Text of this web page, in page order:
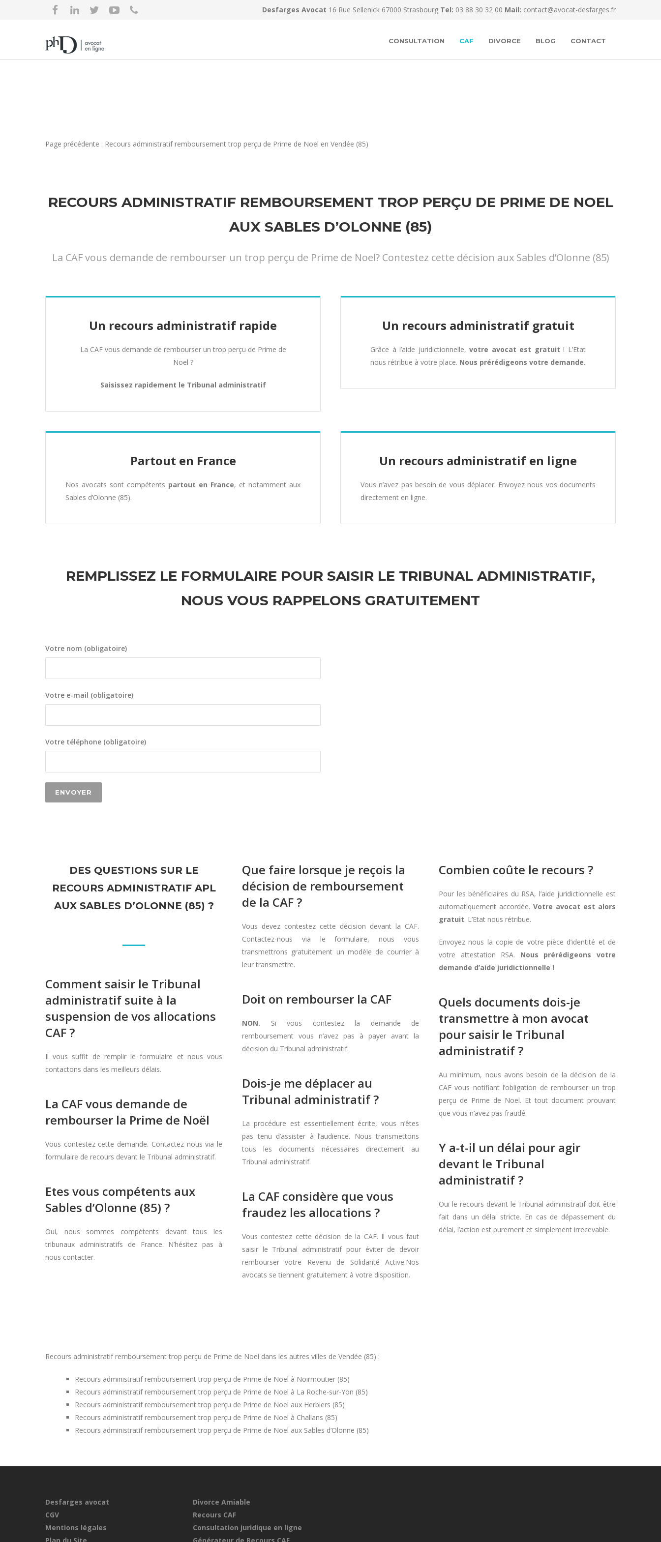
Desfarges Avocat 16 Rue Sellenick 67000 Strasbourg Tel: 03 88 30 32 00 Mail: contact@avocat-desfarges.fr
CONSULTATION CAF DIVORCE BLOG CONTACT
Page précédente : Recours administratif remboursement trop perçu de Prime de Noel en Vendée (85)
RECOURS ADMINISTRATIF REMBOURSEMENT TROP PERÇU DE PRIME DE NOEL
AUX SABLES D’OLONNE (85)
La CAF vous demande de rembourser un trop perçu de Prime de Noel? Contestez cette décision aux Sables d’Olonne (85)
Un recours administratif rapide
La CAF vous demande de rembourser un trop perçu de Prime de
Noel ?
Saisissez rapidement le Tribunal administratif
Un recours administratif gratuit
Grâce à l’aide juridictionnelle,votre avocat est gratuit ! L’Etat
nous rétribue à votre place. Nous prérédigeons votre demande.
Partout en France
Nos avocats sont compétents partout en France, et notamment aux
Sables d’Olonne (85).
Un recours administratif en ligne
Vous n’avez pas besoin de vous déplacer. Envoyez nous vos documents
directement en ligne.
REMPLISSEZ LE FORMULAIRE POUR SAISIR LE TRIBUNAL ADMINISTRATIF,
NOUS VOUS RAPPELONS GRATUITEMENT
Votre nom (obligatoire)
Votre e-mail (obligatoire)
Votre téléphone (obligatoire)
DES QUESTIONS SUR LE
RECOURS ADMINISTRATIF APL
AUX SABLES D’OLONNE (85) ?
Comment saisir le Tribunal
administratif suite à la
suspension de vos allocations
CAF ?
Il vous suffit de remplir le formulaire et nous vous
contactons dans les meilleurs délais.
La CAF vous demande de
rembourser la Prime de Noël
Vous contestez cette demande. Contactez nous via le
formulaire de recours devant le Tribunal administratif.
Etes vous compétents aux
Sables d’Olonne (85) ?
Oui, nous sommes compétents devant tous les
tribunaux administratifs de France. N’hésitez pas à
nous contacter.
Que faire lorsque je reçois la
décision de remboursement
de la CAF ?
Vous devez contestez cette décision devant la CAF.
Contactez-nous via le formulaire, nous vous
transmettrons gratuitement un modèle de courrier à
leur transmettre.
Doit on rembourser la CAF
NON. Si vous contestez la demande de
remboursement vous n’avez pas à payer avant la
décision du Tribunal administratif.
Dois-je me déplacer au
Tribunal administratif ?
La procédure est essentiellement écrite, vous n’êtes
pas tenu d’assister à l’audience. Nous transmettons
tous les documents nécessaires directement au
Tribunal administratif.
La CAF considère que vous
fraudez les allocations ?
Vous contestez cette décision de la CAF. Il vous faut
saisir le Tribunal administratif pour éviter de devoir
rembourser votre Revenu de Solidarité Active.Nos
avocats se tiennent gratuitement à votre disposition.
Combien coûte le recours ?
Pour les bénéficiaires du RSA, l’aide juridictionnelle est
automatiquement accordée. Votre avocat est alors
gratuit. L’Etat nous rétribue.
Envoyez nous la copie de votre pièce d’identité et de
votre attestation RSA. Nous prérédigeons votre
demande d’aide juridictionnelle !
Quels documents dois-je
transmettre à mon avocat
pour saisir le Tribunal
administratif ?
Au minimum, nous avons besoin de la décision de la
CAF vous notifiant l’obligation de rembourser un trop
perçu de Prime de Noel. Et tout document prouvant
que vous n’avez pas fraudé.
Y a-t-il un délai pour agir
devant le Tribunal
administratif ?
Oui le recours devant le Tribunal administratif doit être
fait dans un délai stricte. En cas de dépassement du
délai, l’action est purement et simplement irrecevable.
Recours administratif remboursement trop perçu de Prime de Noel dans les autres villes de Vendée (85) :
Recours administratif remboursement trop perçu de Prime de Noel à Noirmoutier (85)
Recours administratif remboursement trop perçu de Prime de Noel à La Roche-sur-Yon (85)
Recours administratif remboursement trop perçu de Prime de Noel aux Herbiers (85)
Recours administratif remboursement trop perçu de Prime de Noel à Challans (85)
Recours administratif remboursement trop perçu de Prime de Noel aux Sables d’Olonne (85)
Desfarges avocat
CGV
Mentions légales
Divorce Amiable
Recours CAF
Consultation juridique en ligne